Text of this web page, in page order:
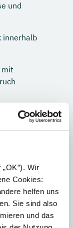
Wir
Cookies:
helfen uns
Sie sind also
und das
und
innerhalb
mit
im
der
das